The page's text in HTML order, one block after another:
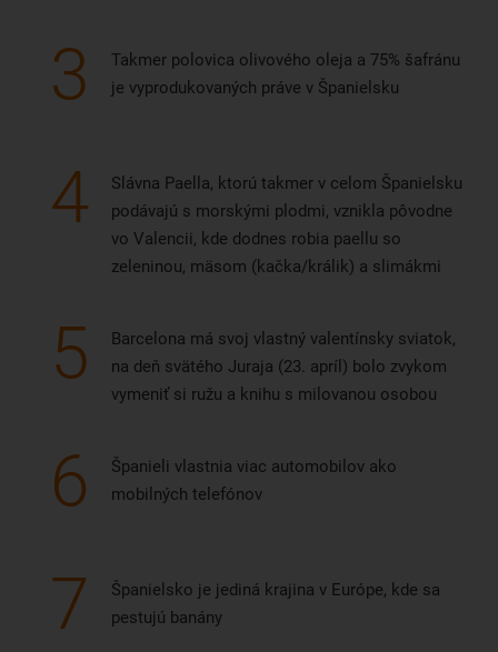
3
Takmer polovica olivového oleja a 75% šafránu
je vyprodukovaných práve v Španielsku
4
Slávna Paella, ktorú takmer v celom Španielsku
podávajú s morskými plodmi, vznikla pôvodne
vo Valencii, kde dodnes robia paellu so
zeleninou, mäsom (kačka/králik) a slimákmi
5
Barcelona má svoj vlastný valentínsky sviatok,
na deň svätého Juraja (23. apríl) bolo zvykom
vymeniť si ružu a knihu s milovanou osobou
6
Španieli vlastnia viac automobilov ako
mobilných telefónov
7
Španielsko je jediná krajina v Európe, kde sa
pestujú banány